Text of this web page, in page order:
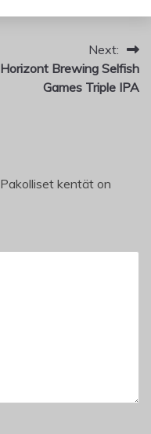
Next:
Horizont Brewing Selfish
Games Triple IPA
Pakolliset kentät on